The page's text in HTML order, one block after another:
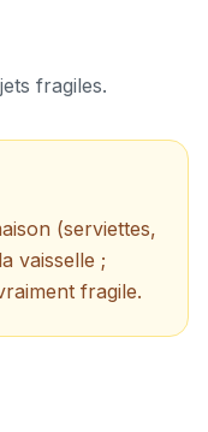
fragiles.
(serviettes,
vaisselle ;
fragile.